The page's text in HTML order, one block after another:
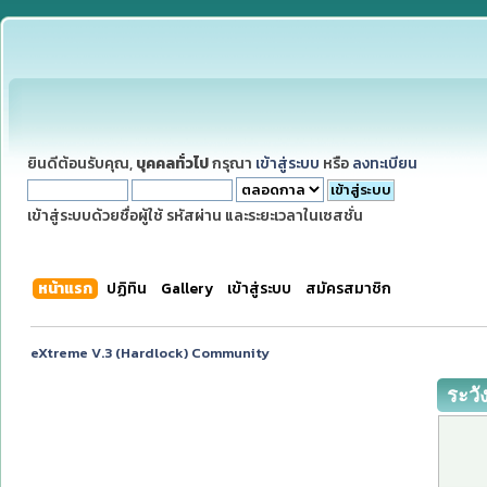
ยินดีต้อนรับคุณ, บุคคลทั่วไปกรุณา เข้าสู่ระบบ หรือ ลงทะเบียน
เข้าสู่ระบบด้วยชื่อผู้ใช้ รหัสผ่าน และระยะเวลาในเซสชั่น
หน้าแรก ปฏิทิน Gallery เข้าสู่ระบบ สมัครสมาชิก
eXtreme V.3 (Hardlock) Community
ระวั